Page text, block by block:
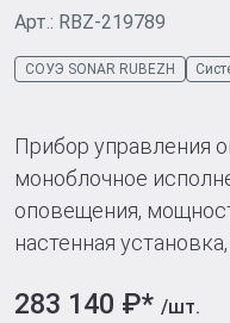
Арт.: RBZ-219789
СОУЭ SONAR RUBEZH
Прибор управления
моноблочное
оповещения,
настенная
283 140 ₽* /шт.